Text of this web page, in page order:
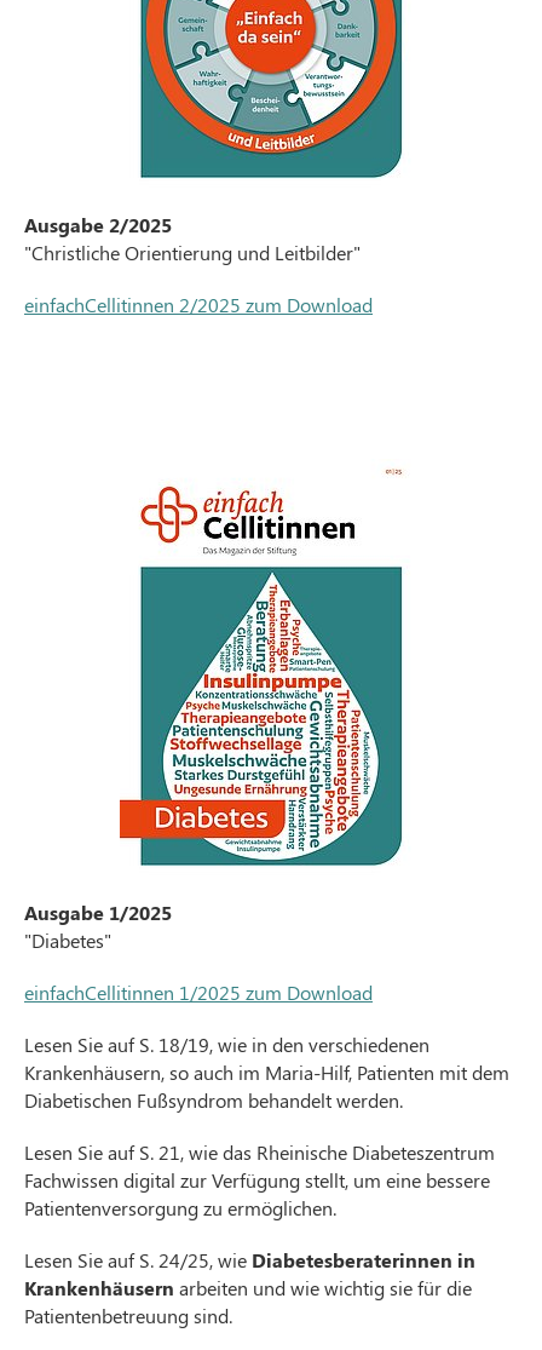
Ausgabe 2/2025
"Christliche Orientierung und Leitbilder"
einfachCellitinnen 2/2025 zum Download
Ausgabe 1/2025
"Diabetes"
einfachCellitinnen 1/2025 zum Download
Lesen Sie auf S. 18/19, wie in den verschiedenen
Krankenhäusern, so auch im Maria-Hilf, Patienten mit dem
Diabetischen Fußsyndrom behandelt werden.
Lesen Sie auf S. 21, wie das Rheinische Diabeteszentrum
Fachwissen digital zur Verfügung stellt, um eine bessere
Patientenversorgung zu ermöglichen.
Lesen Sie auf S. 24/25, wie Diabetesberaterinnen in
Krankenhäusern arbeiten und wie wichtig sie für die
Patientenbetreuung sind.